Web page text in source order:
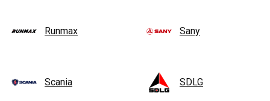
Runmax Sany
Scania SDLG